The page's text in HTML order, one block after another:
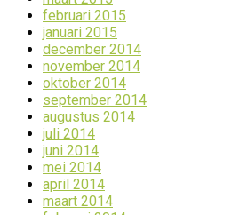
februari 2015
januari 2015
december 2014
november 2014
oktober 2014
september 2014
augustus 2014
juli 2014
juni 2014
mei 2014
april 2014
maart 2014